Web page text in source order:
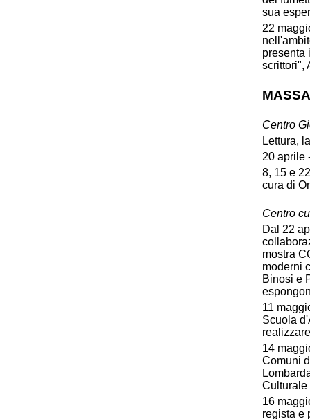
sua
22
presenta
scrittori",
Centro
Lettura,
20 aprile
8, 15 e
cura di
Centro
Dal 22
mostra
moderni
Binosi e
11
Scuola
14
Comuni
Culturale
16
regista e